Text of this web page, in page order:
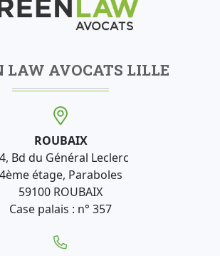
LAW AVOCATS LILLE
ROUBAIX
Bd du Général Leclerc
4ème étage, Paraboles
59100 ROUBAIX
Case palais : n° 357